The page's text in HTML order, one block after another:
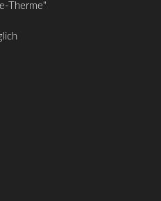
Therme"